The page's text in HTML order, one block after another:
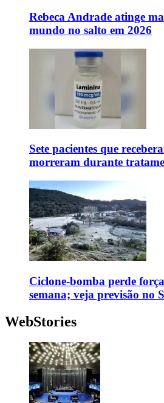
Rebeca Andrade atinge
mundo no salto em 2026
Sete pacientes que
morreram durante
Ciclone-bomba perde
semana; veja previsão no
WebStories